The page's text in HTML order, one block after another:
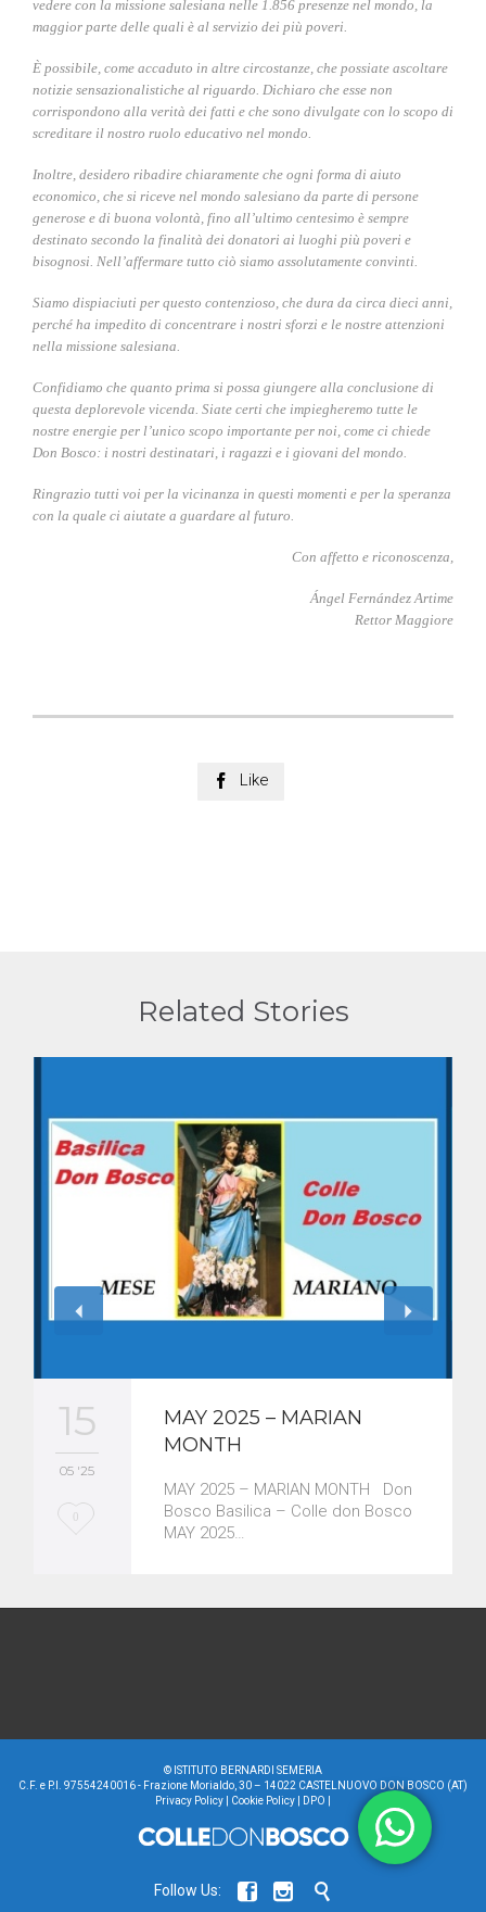
vedere con la missione salesiana nelle 1.856 presenze nel mondo, la
maggior parte delle quali è al servizio dei più poveri.
È possibile, come accaduto in altre circostanze, che possiate ascoltare
notizie sensazionalistiche al riguardo. Dichiaro che esse non
corrispondono alla verità dei fatti e che sono divulgate con lo scopo di
screditare il nostro ruolo educativo nel mondo.
Inoltre, desidero ribadire chiaramente che ogni forma di aiuto
economico, che si riceve nel mondo salesiano da parte di persone
generose e di buona volontà, fino all’ultimo centesimo è sempre
destinato secondo la finalità dei donatori ai luoghi più poveri e
bisognosi. Nell’affermare tutto ciò siamo assolutamente convinti.
Siamo dispiaciuti per questo contenzioso, che dura da circa dieci anni,
perché ha impedito di concentrare i nostri sforzi e le nostre attenzioni
nella missione salesiana.
Confidiamo che quanto prima si possa giungere alla conclusione di
questa deplorevole vicenda. Siate certi che impiegheremo tutte le
nostre energie per l’unico scopo importante per noi, come ci chiede
Don Bosco: i nostri destinatari, i ragazzi e i giovani del mondo.
Ringrazio tutti voi per la vicinanza in questi momenti e per la speranza
con la quale ci aiutate a guardare al futuro.
Con affetto e riconoscenza,
Ángel Fernández Artime
Rettor Maggiore
 Like
Related Stories
15
05 '25
L0
MAY 2025 – MARIAN
MONTH
MAY 2025 – MARIAN MONTH Don
Bosco Basilica – Colle don Bosco
MAY 2025…
© ISTITUTO BERNARDI SEMERIA
C.F. e P.I. 97554240016 - Frazione Morialdo, 30 – 14022 CASTELNUOVO DON BOSCO (AT)
Privacy Policy
Cookie Policy DPO
Follow Us:   